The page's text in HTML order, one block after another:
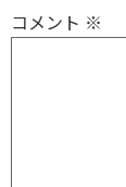
コメント ※